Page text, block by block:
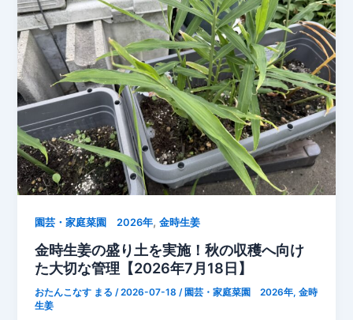
の
収
穫！
オ
ク
ラ
3
本
と
完
熟
ト
ト
を
収
穫
園芸・家庭菜園 2026年,金時生姜
金時生姜の盛り土を実施！秋の収穫へ向け
た大切な管理【2026年7月18日】
おたんこなす まる /2026-07-18 / 園芸・家庭菜園 2026年,金時
生姜